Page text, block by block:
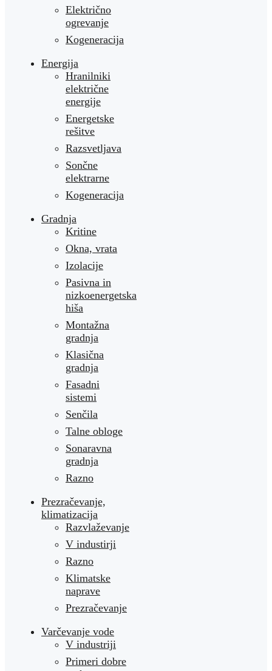
Električno
ogrevanje
Kogeneracija
Energija
Hranilniki
električne
energije
Energetske
rešitve
Razsvetljava
Sončne
elektrarne
Kogeneracija
Gradnja
Kritine
Okna, vrata
Izolacije
Pasivna in
nizkoenergetska
hiša
Montažna
gradnja
Klasična
gradnja
Fasadni
sistemi
Senčila
Talne obloge
Sonaravna
gradnja
Razno
Prezračevanje,
klimatizacija
Razvlaževanje
V industirji
Razno
Klimatske
naprave
Prezračevanje
Varčevanje vode
V industriji
Primeri dobre